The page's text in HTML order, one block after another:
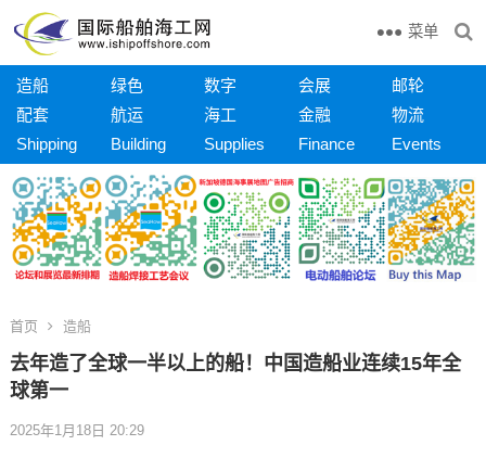
菜单
造船 绿色 数字 会展
邮轮
配套
航运 海工 金融
物流
Shipping
Building Supplies Finance Events
首页 造船
去年造了全球一半以上的船！中国造船业连续15年全
球第一
2025年1月18日 20:29